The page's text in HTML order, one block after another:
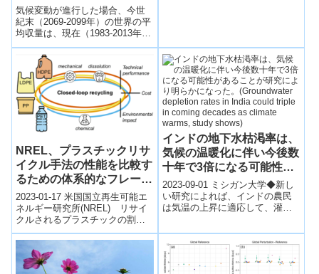
化
気候変動が進行した場合、今世
紀末（2069-2099年）の世界の平
均収量は、現在（1983-2013年）
に比べて、トウモロコシでは
24％減少するとの結果だった一
方、コムギでは18％増加すると
の結果でした。主要生産国の多
い中緯度地域ではこうした収量
変化がコムギでは2020年代後半
から、トウモロコシでは2030年
代後半から顕在化すると予測さ
れました。
範となる。
NREL、プラスチックリサ
イクル手法の性能を比較す
るための体系的なフレーム
ワークを開発(News
Release: NREL Develops
Systematic Framework
To Compare
Performance of Plastics
Recycling Approaches)
2023-01-17 米国国立再生可能エ
ネルギー研究所(NREL) リサイ
クルされるプラスチックの割合
はわずかであるため、これらの
材料のリサイクルと再利用の最
適...
インドの地下水枯渇率は、
気候の温暖化に伴い今後数
十年で3倍になる可能性が
あることが研究により明ら
かになった。
(Groundwater depletion
in coming decades as
climate warms, study
shows)
2023-09-01 ミシガン大学◆新し
い研究によれば、インドの農民
は気温の上昇に適応して、灌漑
2080年...